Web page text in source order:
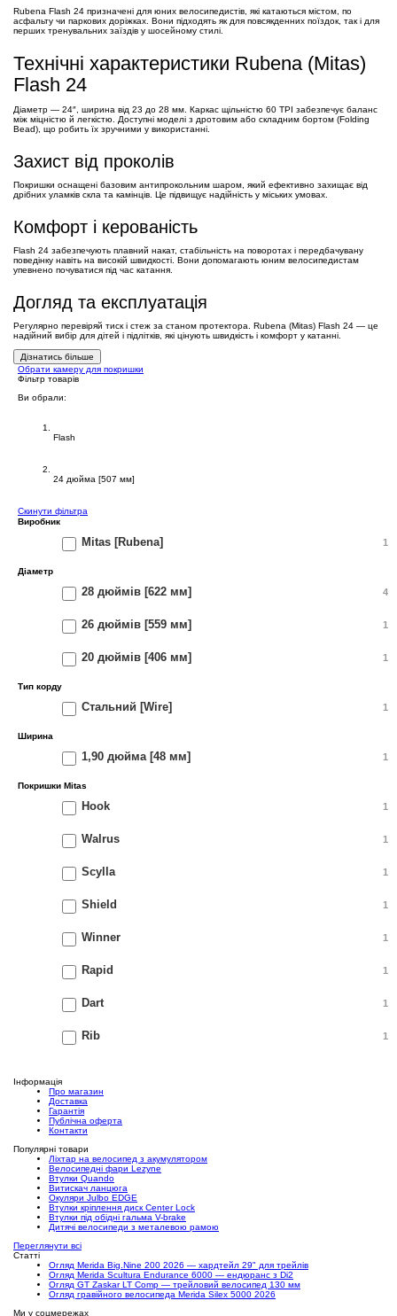
Rubena Flash 24 призначені для юних велосипедистів, які катаються містом, по
асфальту чи паркових доріжках. Вони підходять як для повсякденних поїздок, так і для
перших тренувальних заїздів у шосейному стилі.
Технічні характеристики Rubena (Mitas)
Flash 24
Діаметр — 24″, ширина від 23 до 28 мм. Каркас щільністю 60 TPI забезпечує баланс
між міцністю й легкістю. Доступні моделі з дротовим або складним бортом (Folding
Bead), що робить їх зручними у використанні.
Захист від проколів
Покришки оснащені базовим антипрокольним шаром, який ефективно захищає від
дрібних уламків скла та камінців. Це підвищує надійність у міських умовах.
Комфорт і керованість
Flash 24 забезпечують плавний накат, стабільність на поворотах і передбачувану
поведінку навіть на високій швидкості. Вони допомагають юним велосипедистам
упевнено почуватися під час катання.
Догляд та експлуатація
Регулярно перевіряй тиск і стеж за станом протектора. Rubena (Mitas) Flash 24 — це
надійний вибір для дітей і підлітків, які цінують швидкість і комфорт у катанні.
Дізнатись більше
Обрати камеру для покришки
Фільтр товарів
Ви обрали:
Flash
24 дюйма [507 мм]
Cкинути фільтра
Виробник
Mitas [Rubena] 1
Діаметр
28 дюймів [622 мм] 4
26 дюймів [559 мм] 1
20 дюймів [406 мм] 1
Тип корду
Стальний [Wire] 1
Ширина
1,90 дюйма [48 мм] 1
Покришки Mitas
Hook 1
Walrus 1
Scylla 1
Shield 1
Winner 1
Rapid 1
Dart 1
Rib 1
Інформація
Про магазин
Доставка
Гарантія
Публічна оферта
Контакти
Популярні товари
Ліхтар на велосипед з акумулятором
Велосипедні фари Lezyne
Втулки Quando
Витискач ланцюга
Окуляри Julbo EDGE
Втулки кріплення диск Center Lock
Втулки під обідні гальма V-brake
Дитячі велосипеди з металевою рамою
Переглянути всі
Статті
Огляд Merida Big.Nine 200 2026 — хардтейл 29" для трейлів
Огляд Merida Scultura Endurance 6000 — ендюранс з Di2
Огляд GT Zaskar LT Comp — трейловий велосипед 130 мм
Огляд гравійного велосипеда Merida Silex 5000 2026
Ми у соцмережах